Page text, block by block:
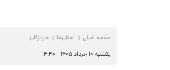
صفحه اصلی استان‌ها هرمزگان
یکشنبه ۱۰ خرداد ۱۴۰۵ - ۱۴:۴۸